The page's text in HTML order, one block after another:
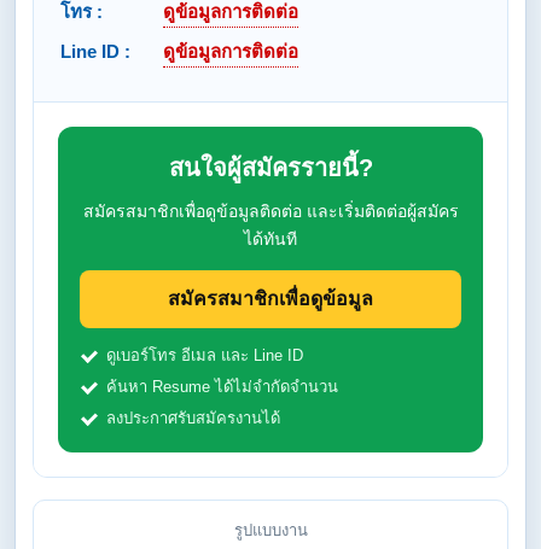
โทร :
ดูข้อมูลการติดต่อ
Line ID :
ดูข้อมูลการติดต่อ
สนใจผู้สมัครรายนี้?
สมัครสมาชิกเพื่อดูข้อมูลติดต่อ และเริ่มติดต่อผู้สมัคร
ได้ทันที
สมัครสมาชิกเพื่อดูข้อมูล
ดูเบอร์โทร อีเมล และ Line ID
ค้นหา Resume ได้ไม่จำกัดจำนวน
ลงประกาศรับสมัครงานได้
รูปแบบงาน